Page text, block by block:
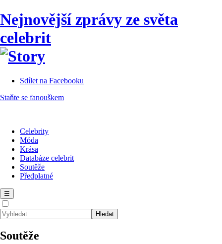
Nejnovější zprávy ze světa
celebrit
Sdílet na Facebooku
Staňte se fanouškem
Celebrity
Móda
Krása
Databáze celebrit
Soutěže
Předplatné
☰
Soutěže